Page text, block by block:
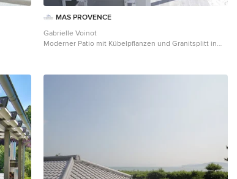
MAS PROVENCE
Gabrielle Voinot
Moderner Patio mit Kübelpflanzen und Granitsplitt in